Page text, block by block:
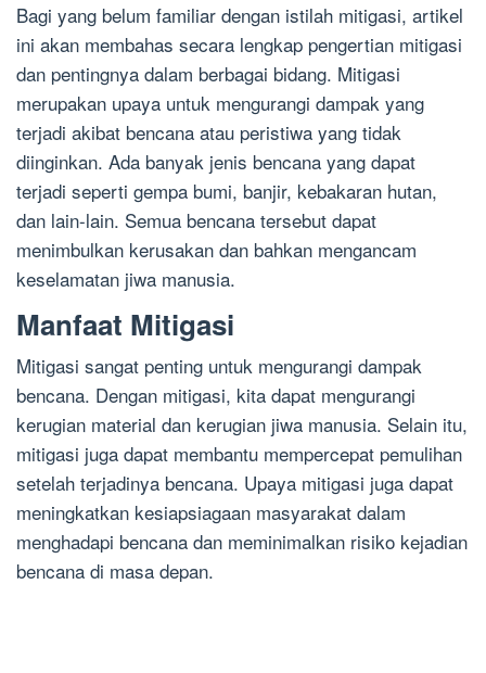
Bagi yang belum familiar dengan istilah mitigasi, artikel
ini akan membahas secara lengkap pengertian mitigasi
dan pentingnya dalam berbagai bidang. Mitigasi
merupakan upaya untuk mengurangi dampak yang
terjadi akibat bencana atau peristiwa yang tidak
diinginkan. Ada banyak jenis bencana yang dapat
terjadi seperti gempa bumi, banjir, kebakaran hutan,
dan lain-lain. Semua bencana tersebut dapat
menimbulkan kerusakan dan bahkan mengancam
keselamatan jiwa manusia.
Manfaat Mitigasi
Mitigasi sangat penting untuk mengurangi dampak
bencana. Dengan mitigasi, kita dapat mengurangi
kerugian material dan kerugian jiwa manusia. Selain itu,
mitigasi juga dapat membantu mempercepat pemulihan
setelah terjadinya bencana. Upaya mitigasi juga dapat
meningkatkan kesiapsiagaan masyarakat dalam
menghadapi bencana dan meminimalkan risiko kejadian
bencana di masa depan.